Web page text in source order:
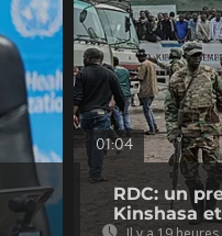
01:04
RDC: un
Kinshasa